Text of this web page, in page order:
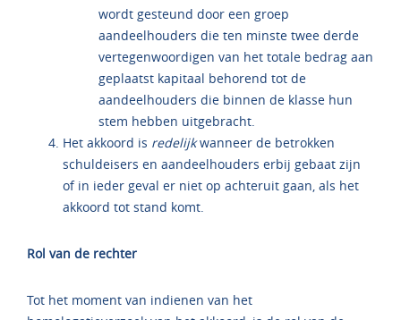
wordt gesteund door een groep
aandeelhouders die ten minste twee derde
vertegenwoordigen van het totale bedrag aan
geplaatst kapitaal behorend tot de
aandeelhouders die binnen de klasse hun
stem hebben uitgebracht.
Het akkoord is redelijkwanneer de betrokken
schuldeisers en aandeelhouders erbij gebaat zijn
of in ieder geval er niet op achteruit gaan, als het
akkoord tot stand komt.
Rol van de rechter
Tot het moment van indienen van het